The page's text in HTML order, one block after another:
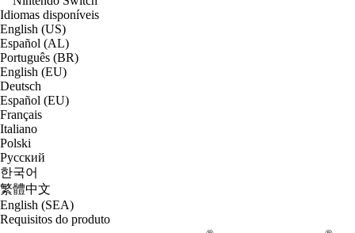
Idiomas disponíveis
English (US)
Español (AL)
Português (BR)
English (EU)
Deutsch
Español (EU)
Français
Italiano
Polski
Русский
한국어
繁體中文
English (SEA)
Requisitos do produto